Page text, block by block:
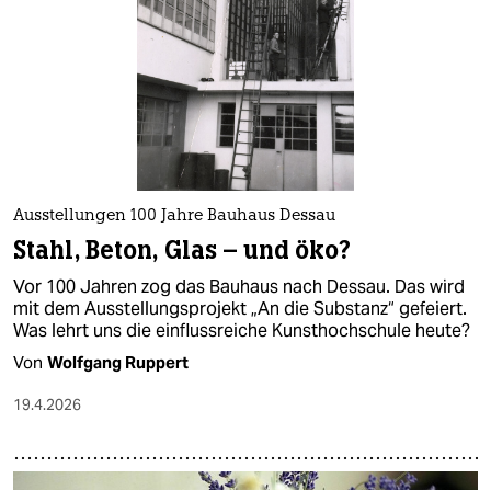
Ausstellungen 100 Jahre Bauhaus Dessau
Stahl, Beton, Glas – und öko?
Vor 100 Jahren zog das Bauhaus nach Dessau. Das wird
mit dem Ausstellungsprojekt „An die Substanz“ gefeiert.
Was lehrt uns die einflussreiche Kunsthochschule heute?
Von Wolfgang Ruppert
19.4.2026